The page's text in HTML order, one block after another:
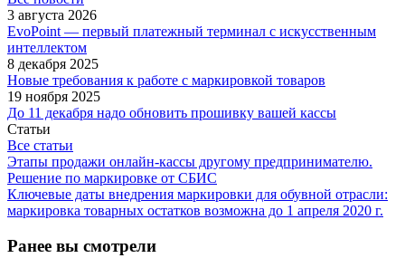
3 августа 2026
EvoPoint — первый платежный терминал с искусственным
интеллектом
8 декабря 2025
Новые требования к работе с маркировкой товаров
19 ноября 2025
До 11 декабря надо обновить прошивку вашей кассы
Статьи
Все статьи
Этапы продажи онлайн-кассы другому предпринимателю.
Решение по маркировке от СБИС
Ключевые даты внедрения маркировки для обувной отрасли:
маркировка товарных остатков возможна до 1 апреля 2020 г.
Ранее вы смотрели